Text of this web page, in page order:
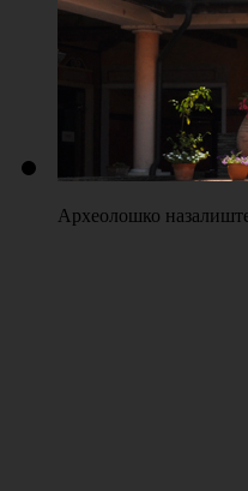
Археолошко